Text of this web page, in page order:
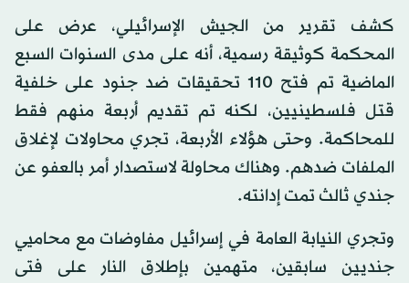
كشف تقرير من الجيش الإسرائيلي، عرض على
المحكمة كوثيقة رسمية، أنه على مدى السنوات السبع
الماضية تم فتح 110 تحقيقات ضد جنود على خلفية
قتل فلسطينيين، لكنه تم تقديم أربعة منهم فقط
للمحاكمة. وحتى هؤلاء الأربعة، تجري محاولات لإغلاق
الملفات ضدهم. وهناك محاولة لاستصدار أمر بالعفو عن
جندي ثالث تمت إدانته.
وتجري النيابة العامة في إسرائيل مفاوضات مع محاميي
جنديين سابقين، متهمين بإطلاق النار على فتى